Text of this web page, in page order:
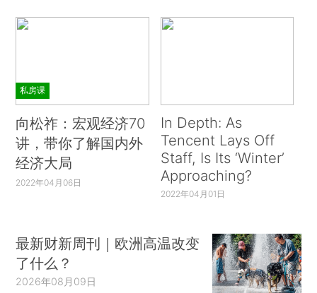
私房课
向松祚：宏观经济70
讲，带你了解国内外
经济大局
2022年04月06日
In Depth: As
Tencent Lays Off
Staff, Is Its ‘Winter’
Approaching?
2022年04月01日
最新财新周刊｜欧洲高温改变
了什么？
2026年08月09日